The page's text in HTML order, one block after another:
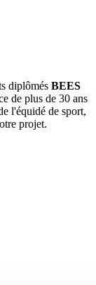
diplômés BEES
de plus de 30 ans
l'équidé de sport,
projet.